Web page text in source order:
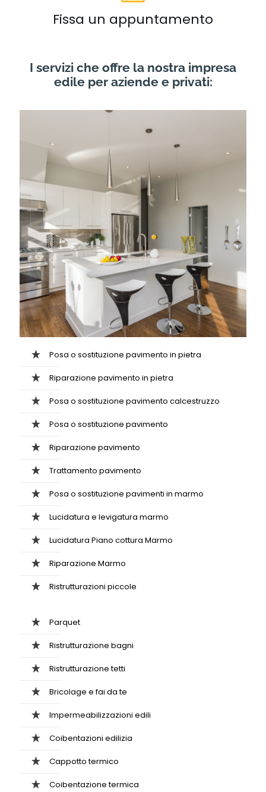
Fissa un appuntamento
I servizi che offre la nostra impresa
edile per aziende e privati:
Posa o sostituzione pavimento in pietra
Riparazione pavimento in pietra
Posa o sostituzione pavimento calcestruzzo
Posa o sostituzione pavimento
Riparazione pavimento
Trattamento pavimento
Posa o sostituzione pavimenti in marmo
Lucidatura e levigatura marmo
Lucidatura Piano cottura Marmo
Riparazione Marmo
Ristrutturazioni piccole
Parquet
Ristrutturazione bagni
Ristrutturazione tetti
Bricolage e fai da te
Impermeabilizzazioni edili
Coibentazioni edilizia
Cappotto termico
Coibentazione termica